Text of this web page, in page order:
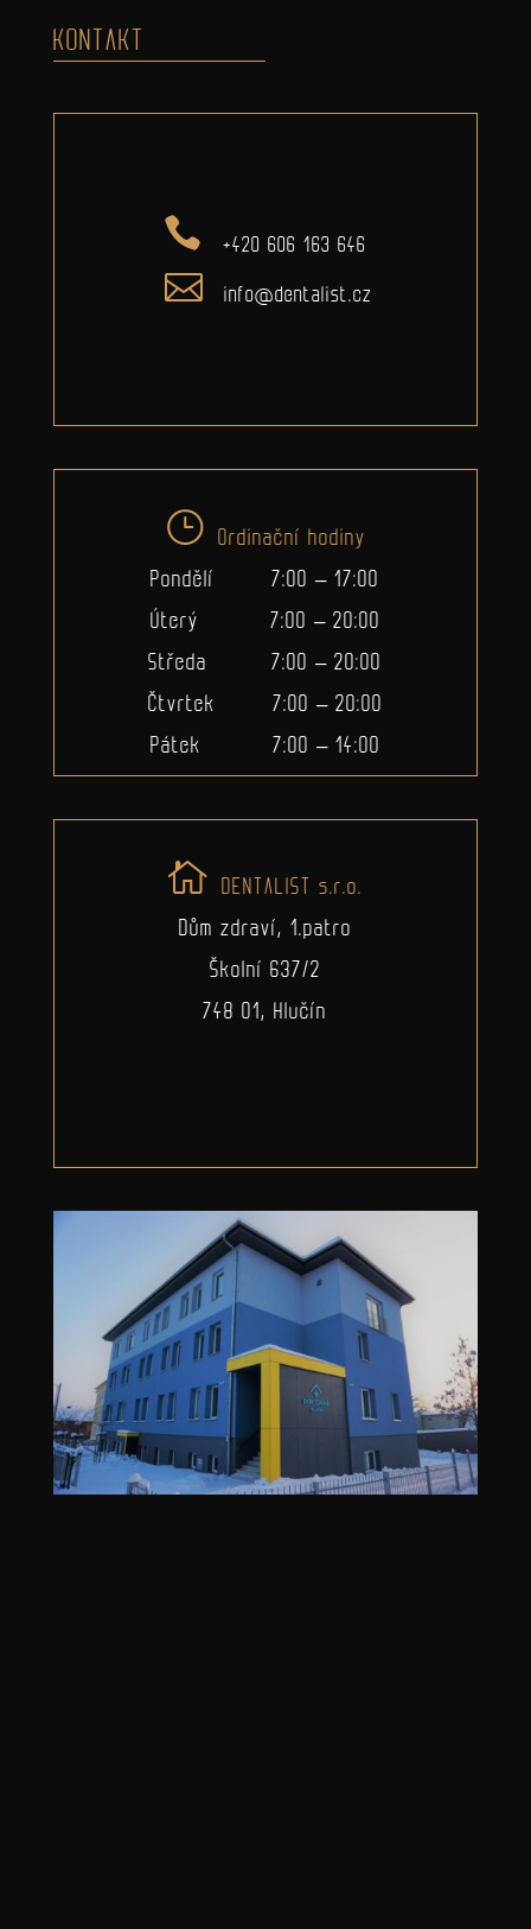
KONTAKT
+420 606 163 646
info@dentalist.cz
Ordinační hodiny
Pondělí 7:00 – 17:00
Úterý 7:00 – 20:00
Středa 7:00 – 20:00
Čtvrtek 7:00 – 20:00
Pátek 7:00 – 14:00
DENTALIST s.r.o.
Dům zdraví, 1.patro
Školní 637/2
748 01, Hlučín